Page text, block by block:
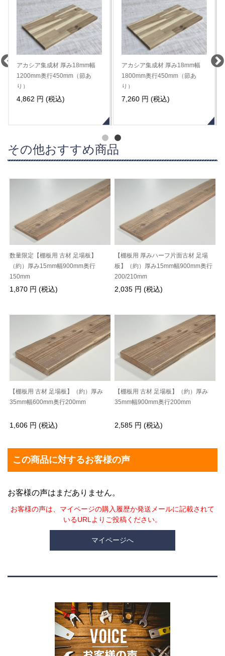
アカシア集成材 厚み18mm幅
1200mm奥行450mm（節あ
り）
4,862 円 (税込)
アカシア集成材 厚み18mm幅
1800mm奥行450mm（節あ
り）
7,260 円 (税込)
その他おすすめ商品
数量限定【棚板用 古材 足場板】
（約）厚み15mm幅900mm奥行
150mm
1,870 円 (税込)
【棚板用 厚みハーフ片面古材 足場
板】（約）厚み15mm幅900mm奥行
200/210mm
2,035 円 (税込)
【棚板用 古材 足場板】（約）厚み
35mm幅600mm奥行200mm
1,606 円 (税込)
【棚板用 古材 足場板】（約）厚み
35mm幅900mm奥行200mm
2,585 円 (税込)
この商品に対するお客様の声
お客様の声はまだありません。
お客様の声は、マイページの購入履歴か発送メールに記載されて
いるURLよりご投稿ください。
マイページへ